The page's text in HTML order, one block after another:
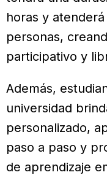
horas y
personas,
participativo y
Además,
universidad
personalizado,
paso a paso y
de aprendizaje